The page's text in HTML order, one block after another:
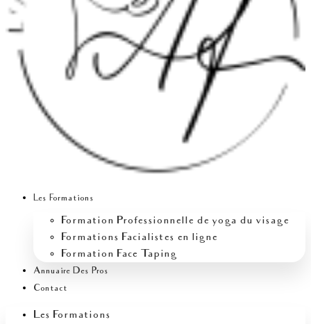
Les Formations
Formation Professionnelle de yoga du visage
Formations Facialistes en ligne
Formation Face Taping
Annuaire Des Pros
Contact
Les Formations